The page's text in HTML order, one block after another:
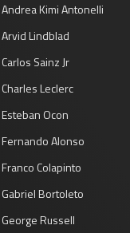
Andrea Kimi Antonelli
Arvid Lindblad
Carlos Sainz Jr
Charles Leclerc
Esteban Ocon
Fernando Alonso
Franco Colapinto
Gabriel Bortoleto
George Russell